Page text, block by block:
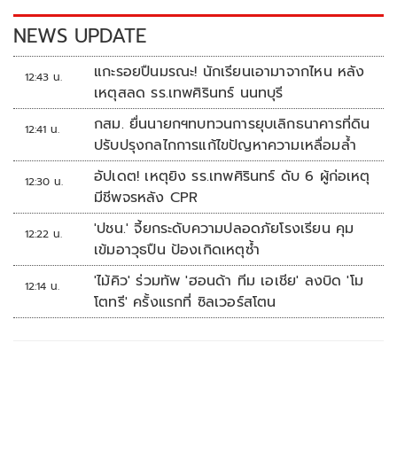
k k
NEWS UPDATE
12:43 น.
แกะรอยปืนมรณะ! นักเรียนเอามาจากไหน หลัง
เหตุสลด รร.เทพศิรินทร์ นนทบุรี
12:41 น.
กสม. ยื่นนายกฯทบทวนการยุบเลิกธนาคารที่ดิน
ปรับปรุงกลไกการแก้ไขปัญหาความเหลื่อมล้ำ
12:30 น.
อัปเดต! เหตุยิง รร.เทพศิรินทร์ ดับ 6 ผู้ก่อเหตุ
มีชีพจรหลัง CPR
12:22 น.
'ปชน.' จี้ยกระดับความปลอดภัยโรงเรียน คุม
เข้มอาวุธปืน ป้องเกิดเหตุซ้ำ
12:14 น.
'ไม้คิว' ร่วมทัพ 'ฮอนด้า ทีม เอเชีย' ลงบิด 'โม
โตทรี' ครั้งแรกที่ ซิลเวอร์สโตน